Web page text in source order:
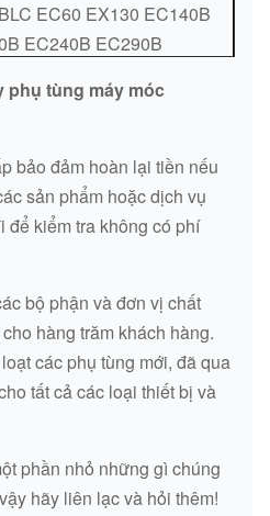
5
ND029600-
0580
6261-81-2911
8 PC200-8
8 D4921684
ND499000-
5 7861-92-4520
EC60 EX130 EC140B
EC240B EC290B
phụ tùng máy móc
bảo đảm hoàn lại tiền nếu
sản phẩm hoặc dịch vụ
để kiểm tra không có phí
bộ phận và đơn vị chất
hàng trăm khách hàng.
các phụ tùng mới, đã qua
tất cả các loại thiết bị và
phần nhỏ những gì chúng
hãy liên lạc và hỏi thêm!